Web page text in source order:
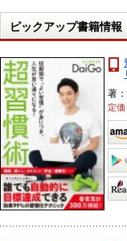
ピックアップ書籍情報
著
定